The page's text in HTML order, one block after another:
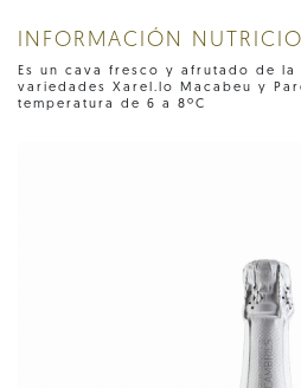
INFORMACIÓN
Es un cava fresco y afrutado de la
variedades Xarel.lo Macabeu y
temperatura de 6 a 8ºC